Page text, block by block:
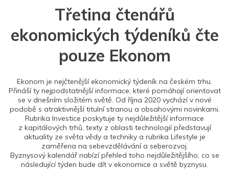
Třetina čtenářů
ekonomických týdeníků čte
pouze Ekonom
Ekonom je nejčtenější ekonomický týdeník na českém trhu.
Přináší ty nejpodstatnější informace, které pomáhají orientovat
se v dnešním složitém světě. Od října 2020 vychází v nové
podobě s atraktivnější titulní stranou a obsahovými novinkami.
Rubrika Investice poskytuje ty nejdůležitější informace
z kapitálových trhů, texty z oblasti technologií představují
aktuality ze světa vědy a techniky a rubrika Lifestyle je
zaměřena na sebevzdělávání a seberozvoj.
Byznysový kalendář nabízí přehled toho nejdůležitějšího, co se
následující týden bude dít v ekonomice a světě byznysu.